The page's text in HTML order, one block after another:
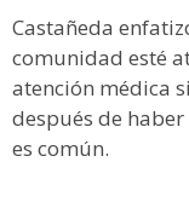
Castañeda
comunidad esté
atención médica
después de
es común.